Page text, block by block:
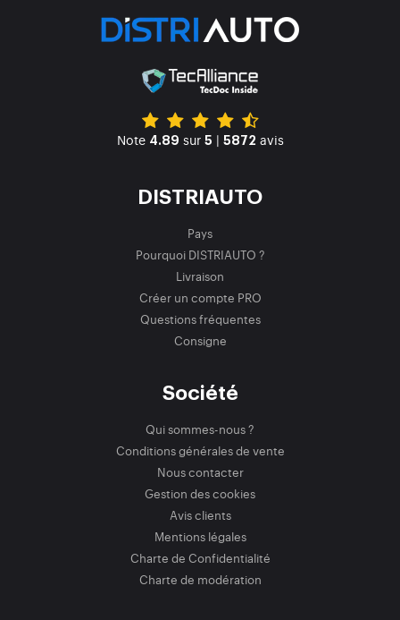
Note 4.89 sur 5 | 5872 avis
DISTRIAUTO
Pays
Pourquoi DISTRIAUTO ?
Livraison
Créer un compte PRO
Questions fréquentes
Consigne
Société
Qui sommes-nous ?
Conditions générales de vente
Nous contacter
Gestion des cookies
Avis clients
Mentions légales
Charte de Confidentialité
Charte de modération